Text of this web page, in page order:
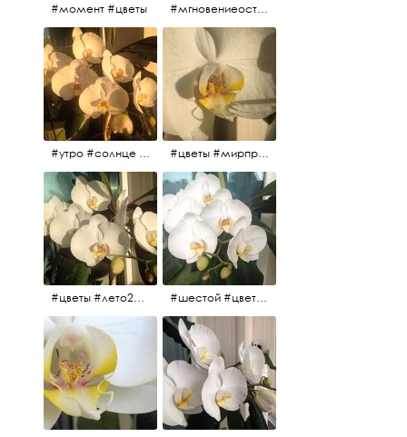
#момент #цветы #мгновениеостановись #прекрасныймомент #жаждарасцвета
#утро #солнце #белыеночи2017 #санктпетербург #цветы #седьмойпошёл #цветы #мирпрекрасен #пятьутра
#цветы #лето2017 #седьмойнаподходе #шестой #всегодевять #шестой #цветыцветут #цветы #лето2017 #летнийснег